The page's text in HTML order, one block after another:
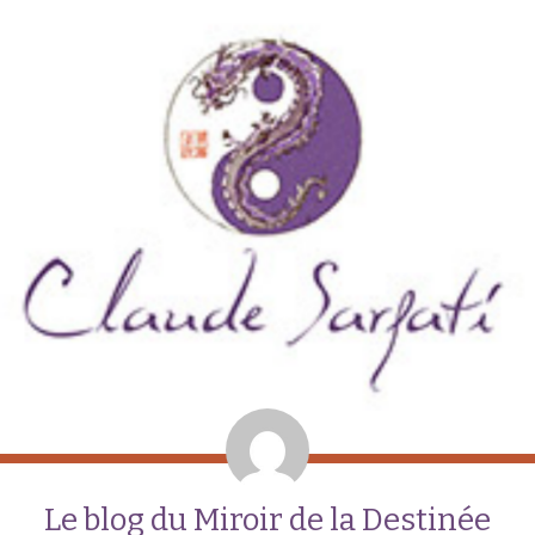
Le blog du Miroir de la Destinée